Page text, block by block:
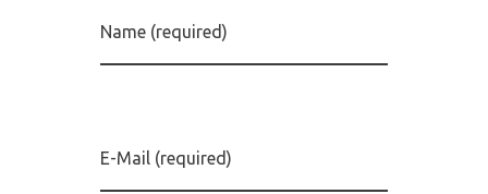
Name (required)
E-Mail (required)